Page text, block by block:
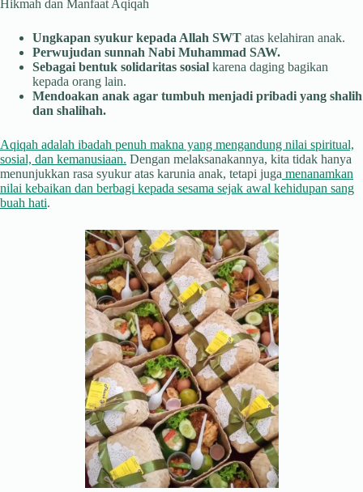
Hikmah dan Manfaat Aqiqah
Ungkapan syukur kepada Allah SWT atas kelahiran anak.
Perwujudan sunnah Nabi Muhammad SAW.
Sebagai bentuk solidaritas sosial karena daging bagikan
kepada orang lain.
Mendoakan anak agar tumbuh menjadi pribadi yang shalih
dan shalihah.
Aqiqah adalah ibadah penuh makna yang mengandung nilai spiritual,
sosial, dan kemanusiaan. Dengan melaksanakannya, kita tidak hanya
menunjukkan rasa syukur atas karunia anak, tetapi juga menanamkan
nilai kebaikan dan berbagi kepada sesama sejak awal kehidupan sang
buah hati.